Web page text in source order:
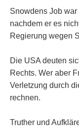
Snowdens Job
nachdem er es
Regierung wegen
Die USA deuten
Rechts. Wer aber
Verletzung durch
rechnen.
Truther und